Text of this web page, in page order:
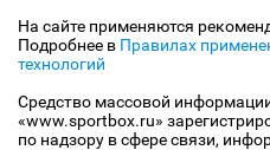
На сайте применяются
Подробнее в Правилах
технологий
Средство массовой
«www.sportbox.ru»
по надзору в сфере связи,